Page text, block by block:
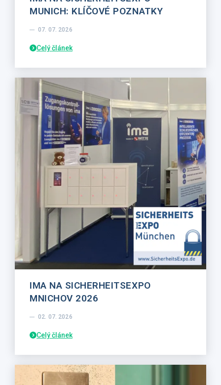
MUNICH: KLÍČOVÉ POZNATKY
07. 07. 2026
Celý článek
IMA NA SICHERHEITSEXPO
MNICHOV 2026
02. 07. 2026
Celý článek